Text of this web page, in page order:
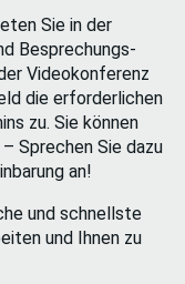
Sie in der
Besprechungs­
Video­konferenz
die erforderlichen
zu. Sie können
Sprechen Sie dazu
an!
und schnellste
und Ihnen zu